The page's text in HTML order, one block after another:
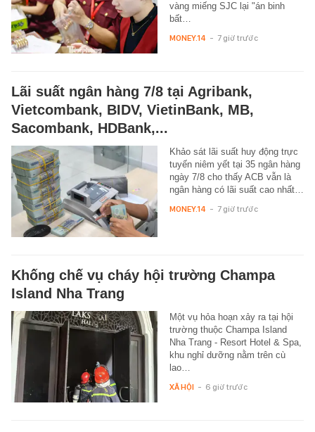
vàng miếng SJC lại "án binh
bất…
MONEY.14 - 7 giờ trước
Lãi suất ngân hàng 7/8 tại Agribank,
Vietcombank, BIDV, VietinBank, MB,
Sacombank, HDBank,...
Khảo sát lãi suất huy động trực
tuyến niêm yết tại 35 ngân hàng
ngày 7/8 cho thấy ACB vẫn là
ngân hàng có lãi suất cao nhất…
MONEY.14 - 7 giờ trước
Khống chế vụ cháy hội trường Champa
Island Nha Trang
Một vụ hỏa hoạn xảy ra tại hội
trường thuộc Champa Island
Nha Trang - Resort Hotel & Spa,
khu nghỉ dưỡng nằm trên cù
lao…
XÃ HỘI - 6 giờ trước